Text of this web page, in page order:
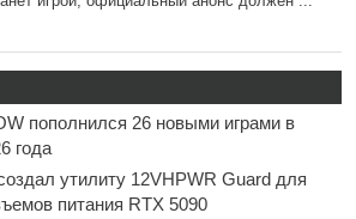
пополнился 26 новыми играми в
года
утилиту 12VHPWR Guard для
питания RTX 5090